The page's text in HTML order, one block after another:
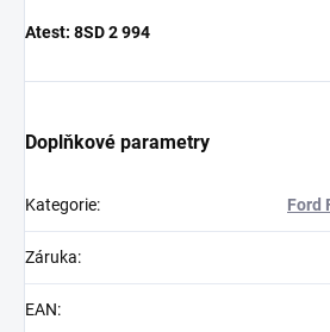
Atest: 8SD 2 994
Doplňkové parametry
Kategorie: Ford
Záruka:
EAN: